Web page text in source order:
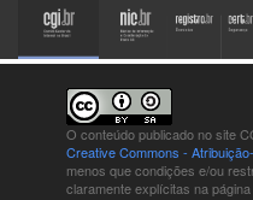
O conteúdo publicado no site
Creative Commons -
menos que condições e/ou
claramente explícitas na